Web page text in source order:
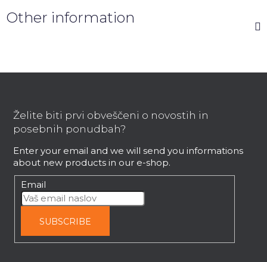
Other information
Želite biti prvi obveščeni o novostih in
posebnih ponudbah?
Enter your email and we will send you informations
about new products in our e-shop.
Email
SUBSCRIBE